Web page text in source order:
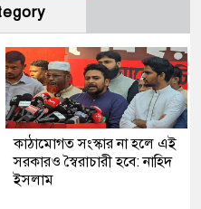
কাঠামোগত সংস্কার না হলে এই
সরকারও স্বৈরাচারী হবে: নাহিদ
ইসলাম